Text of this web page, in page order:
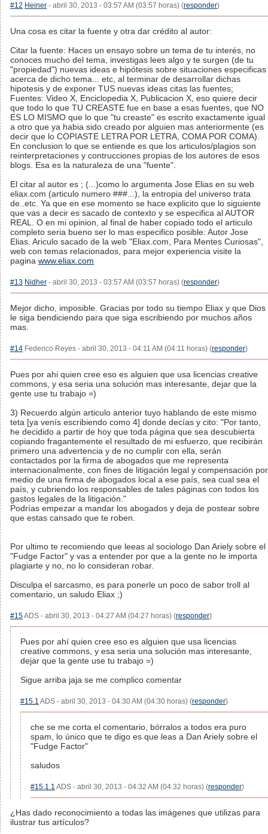
#12 Heiner - abril 30, 2013 - 03:57 AM (03:57 horas) (responder)
Una cosa es citar la fuente y otra dar crédito al autor:
Citar la fuente: Haces un ensayo sobre un tema de tu interés, no
conoces mucho del tema, investigas lees algo y te surgen (de tu
"propiedad") nuevas ideas e hipótesis sobre situaciones especificas
acerca de dicho tema... etc, al terminar de desarrollar dichas
hipotesis y de exponer TUS nuevas ideas citas las fuentes;
Fuentes: Video X, Enciclopedia X, Publicacion X, eso quiere decir
que todo lo que TU CREASTE fue en base a esas fuentes, que NO
ES LO MISMO que lo que "tu creaste" es escrito exactamente igual
a otro que ya habia sido creado por alguien mas anteriormente (es
decir que lo COPIASTE LETRA POR LETRA, COMA POR COMA).
En conclusion lo que se entiende es que los articulos/plagios son
reinterpretaciones y contrucciones propias de los autores de esos
blogs. Esa es la naturaleza de una "fuente".
El citar al autor es ; (...)como lo argumenta Jose Elias en su web
eliax.com (articulo numero ###...), la entropia del universo trata
de..etc. Ya que en ese momento se hace explicito que lo siguiente
que vas a decir es sacado de contexto y se especifica al AUTOR
REAL. O en mi opinion, al final de haber copiado todo el articulo
completo seria bueno ser lo mas especifico posible: Autor Jose
Elias. Ariculo sacado de la web "Eliax.com, Para Mentes Curiosas",
web con temas relacionados, para mejor experiencia visite la
pagina www.eliax.com
#13 Nidher - abril 30, 2013 - 03:57 AM (03:57 horas) (responder)
Mejor dicho, imposible. Gracias por todo su tiempo Eliax y que Dios
le siga bendiciendo para que siga escribiendo por muchos años
mas.
#14 Federico Reyes - abril 30, 2013 - 04:11 AM (04:11 horas) (responder)
Pues por ahi quien cree eso es alguien que usa licencias creative
commons, y esa seria una solución mas interesante, dejar que la
gente use tu trabajo =)
3) Recuerdo algún articulo anterior tuyo hablando de este mismo
teta [ya venís escribiendo como 4] donde decías y cito: "Por tanto,
he decidido a partir de hoy que toda página que sea descubierta
copiando fragantemente el resultado de mi esfuerzo, que recibirán
primero una advertencia y de no cumplir con ella, serán
contactados por la firma de abogados que me representa
internacionalmente, con fines de litigación legal y compensación por
medio de una firma de abogados local a ese país, sea cual sea el
país, y cubriendo los responsables de tales páginas con todos los
gastos legales de la litigación."
Podrías empezar a mandar los abogados y deja de postear sobre
que estas cansado que te roben.
Por ultimo te recomiendo que leeas al sociologo Dan Ariely sobre el
"Fudge Factor" y vas a entender por que a la gente no le importa
plagiarte y no, no lo consideran robar.
Disculpa el sarcasmo, es para ponerle un poco de sabor troll al
comentario, un saludo Eliax ;)
#15ADS - abril 30, 2013 - 04:27 AM (04:27 horas) (responder)
Pues por ahí quien cree eso es alguien que usa licencias
creative commons, y esa seria una solución mas interesante,
dejar que la gente use tu trabajo =)
Sigue arriba jaja se me complico comentar
#15.1 ADS - abril 30, 2013 - 04:30 AM (04:30 horas) (responder)
che se me corta el comentario, bórralos a todos era puro
spam, lo único que te digo es que leas a Dan Ariely sobre el
"Fudge Factor"
saludos
#15.1.1 ADS - abril 30, 2013 - 04:32 AM (04:32 horas) (responder)
¿Has dado reconocimiento a todas las imágenes que utilizas para
ilustrar tus artículos?